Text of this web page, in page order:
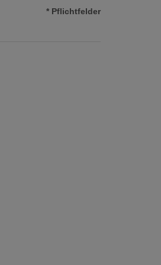
* Pflichtfelder